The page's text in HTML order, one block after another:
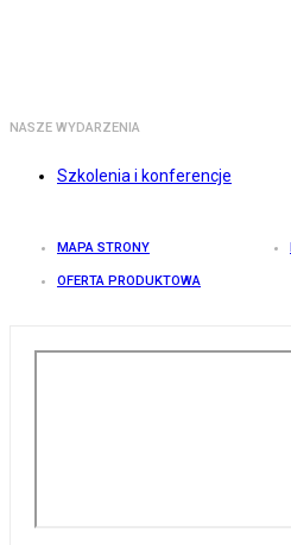
NASZE WYDARZENIA
Szkolenia i konferencje
MAPA STRONY
OFERTA PRODUKTOWA